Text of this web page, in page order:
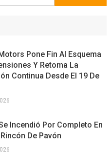
Pone Fin Al Esquema
Y Retoma La
Continua Desde El 19 De
Incendió Por Completo En
De Pavón